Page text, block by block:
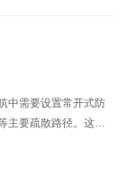
中需要设置常开式防
要疏散路径。这些